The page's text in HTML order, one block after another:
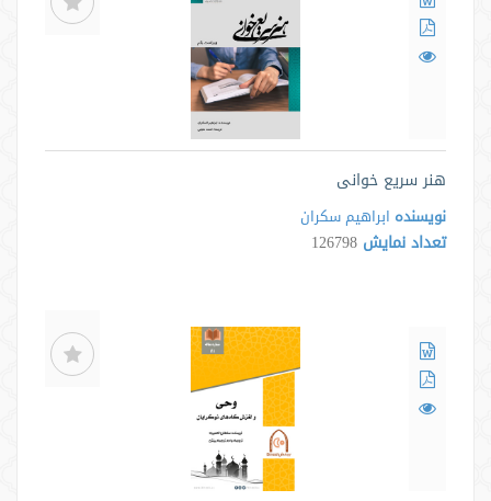
هنر سریع خوانی
نویسنده ابراهیم سکران
تعداد نمایش 126798